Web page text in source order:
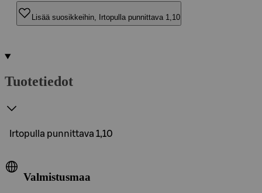
Lisää suosikkeihin, Irtopulla punnittava 1,10
Tuotetiedot
Irtopulla punnittava 1,10
Valmistusmaa